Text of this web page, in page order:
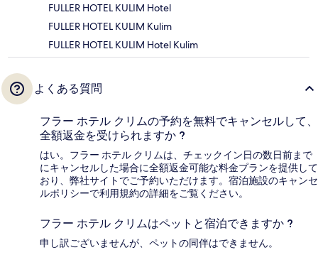
FULLER HOTEL KULIM Hotel
FULLER HOTEL KULIM Kulim
FULLER HOTEL KULIM Hotel Kulim
よくある質問
フラー ホテル クリムの予約を無料でキャンセルして、
全額返金を受けられますか ?
はい。フラー ホテル クリムは、チェックイン日の数日前まで
にキャンセルした場合に全額返金可能な料金プランを提供して
おり、弊社サイトでご予約いただけます。宿泊施設のキャンセ
ルポリシーで利用規約の詳細をご覧ください。
フラー ホテル クリムはペットと宿泊できますか ?
申し訳ございませんが、ペットの同伴はできません。